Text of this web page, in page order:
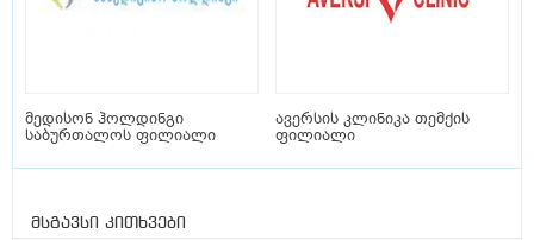
მედისონ ჰოლდინგი
საბურთალოს ფილიალი
ავერსის კლინიკა თემქის
ფილიალი
მსგავსი კითხვები